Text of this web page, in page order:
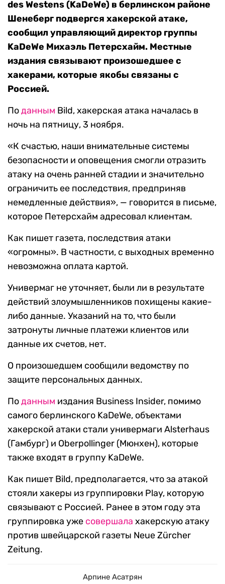
des Westens (KaDeWe) в берлинском районе
Шенеберг подвергся хакерской атаке,
сообщил управляющий директор группы
KaDeWe Михаэль Петерсхайм. Местные
издания связывают произошедшее с
хакерами, которые якобы связаны с
Россией.
Поданным Bild, хакерская атака началась в
ночь на пятницу, 3 ноября.
«К счастью, наши внимательные системы
безопасности и оповещения смогли отразить
атаку на очень ранней стадии и значительно
ограничить ее последствия, предприняв
немедленные действия», — говорится в письме,
которое Петерсхайм адресовал клиентам.
Как пишет газета, последствия атаки
«огромны». В частности, с выходных временно
невозможна оплата картой.
Универмаг не уточняет, были ли в результате
действий злоумышленников похищены какие-
либо данные. Указаний на то, что были
затронуты личные платежи клиентов или
данные их счетов, нет.
О произошедшем сообщили ведомству по
защите персональных данных.
Поданным издания Business Insider, помимо
самого берлинского KaDeWe, объектами
хакерской атаки стали универмаги Alsterhaus
(Гамбург) и Oberpollinger (Мюнхен), которые
также входят в группу KaDeWe.
Как пишет Bild, предполагается, что за атакой
стояли хакеры из группировки Play, которую
связывают с Россией. Ранее в этом году эта
группировка уже совершала хакерскую атаку
против швейцарской газеты Neue Zürcher
Zeitung.
Арпине Асатрян